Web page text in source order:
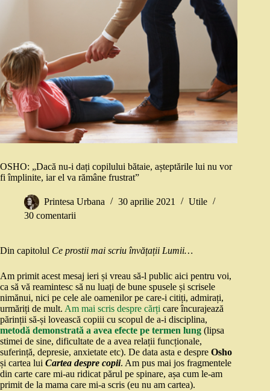
OSHO: „Dacă nu-i dați copilului bătaie, așteptările lui nu vor
fi împlinite, iar el va rămâne frustrat”
Printesa Urbana 30 aprilie 2021
Utile
30 comentarii
Din capitolul Ce prostii mai scriu învățații Lumii…
Am primit acest mesaj ieri și vreau să-l public aici pentru voi,
ca să vă reamintesc să nu luați de bune spusele și scrisele
nimănui, nici pe cele ale oamenilor pe care-i citiți, admirați,
urmăriți de mult. Am mai scris despre cărți care încurajează
părinții să-și lovească copiii cu scopul de a-i disciplina,
metodă demonstrată a avea efecte pe termen lung (lipsa
stimei de sine, dificultate de a avea relații funcționale,
suferință, depresie, anxietate etc). De data asta e despre Osho
și cartea lui Cartea despre copii. Am pus mai jos fragmentele
din carte care mi-au ridicat părul pe spinare, așa cum le-am
primit de la mama care mi-a scris (eu nu am cartea).